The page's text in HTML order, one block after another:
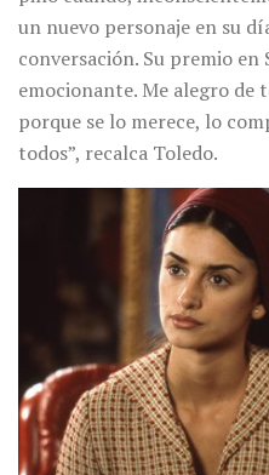
un nuevo personaje en su
conversación. Su premio en
emocionante. Me alegro de
porque se lo merece, lo
todos”, recalca Toledo.